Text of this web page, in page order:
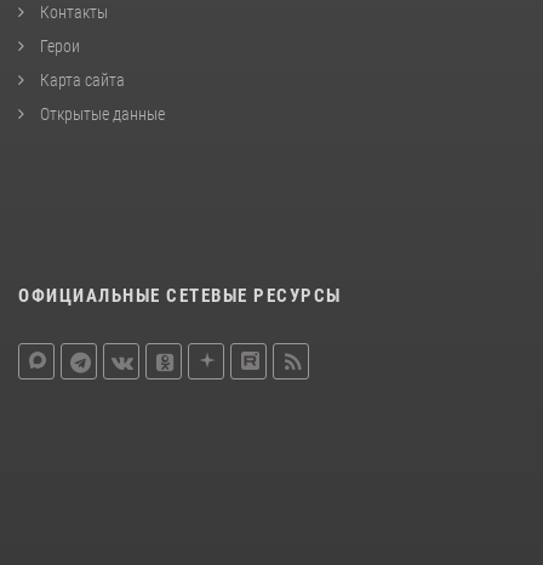
Контакты
Герои
Карта сайта
Открытые данные
ОФИЦИАЛЬНЫЕ СЕТЕВЫЕ РЕСУРСЫ